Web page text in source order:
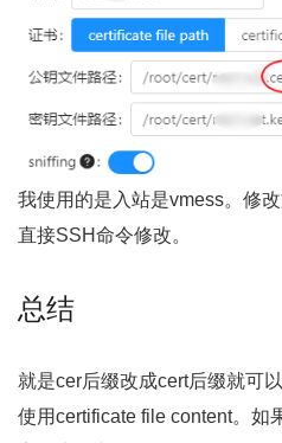
我使用的是入站是vmess。修
直接SSH命令修改。
总结
就是cer后缀改成cert后缀就可
使用certificate file content。如